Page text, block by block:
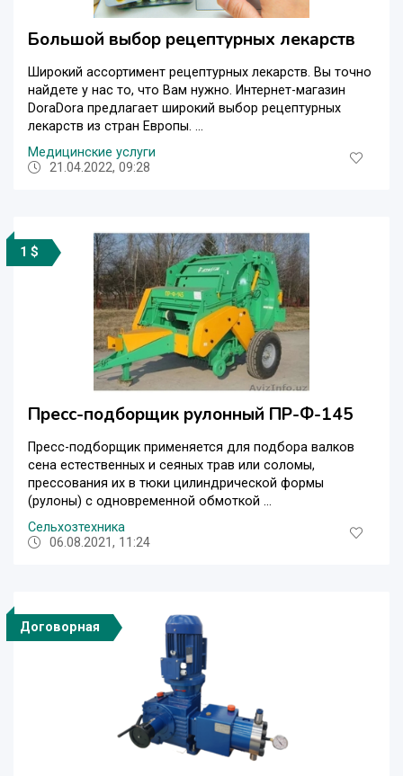
Большой выбор рецептурных лекарств
Широкий ассортимент рецептурных лекарств. Вы точно
найдете у нас то, что Вам нужно. Интернет-магазин
DoraDora предлагает широкий выбор рецептурных
лекарств из стран Европы. ...
Медицинские услуги
21.04.2022, 09:28
1 $
Пресс-подборщик рулонный ПР-Ф-145
Пресс-подборщик применяется для подбора валков
сена естественных и сеяных трав или соломы,
прессования их в тюки цилиндрической формы
(рулоны) с одновременной обмоткой ...
Сельхозтехника
06.08.2021, 11:24
Договорная